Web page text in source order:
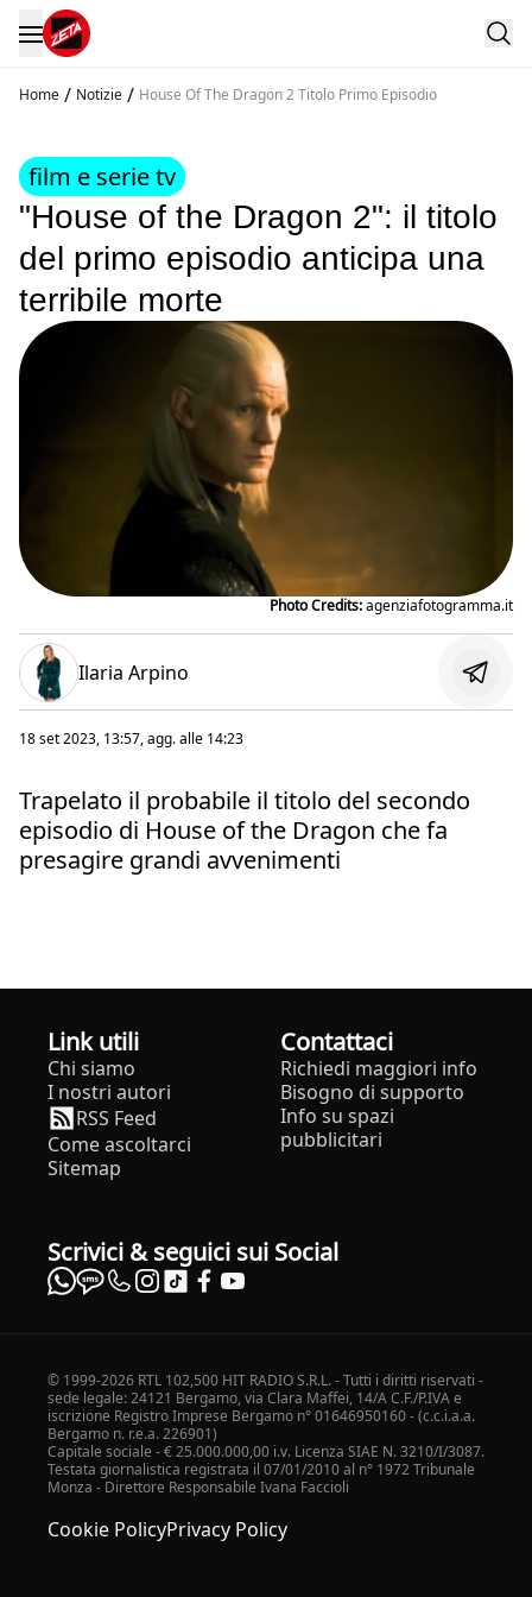
Home / Notizie / House Of The Dragon 2 Titolo Primo Episodio
film e serie tv
"House of the Dragon 2": il titolo
del primo episodio anticipa una
terribile morte
Photo Credits:agenziafotogramma.it
Ilaria Arpino
18 set 2023, 13:57, agg. alle 14:23
Trapelato il probabile il titolo del secondo
episodio di House of the Dragon che fa
presagire grandi avvenimenti
Link utili
Chi siamo
I nostri autori
RSS Feed
Come ascoltarci
Sitemap
Contattaci
Richiedi maggiori info
Bisogno di supporto
Info su spazi
pubblicitari
Scrivici & seguici sui Social
© 1999-2026 RTL 102,500 HIT RADIO S.R.L. - Tutti i diritti riservati -
sede legale: 24121 Bergamo, via Clara Maffei, 14/A C.F./P.IVA e
iscrizione Registro Imprese Bergamo n° 01646950160 - (c.c.i.a.a.
Bergamo n. r.e.a. 226901)
Capitale sociale - € 25.000.000,00 i.v. Licenza SIAE N. 3210/I/3087.
Testata giornalistica registrata il 07/01/2010 al n° 1972 Tribunale
Monza - Direttore Responsabile Ivana Faccioli
Cookie PolicyPrivacy Policy